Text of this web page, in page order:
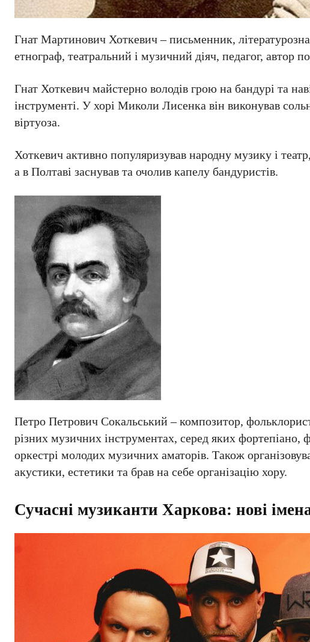
Гнат Мартинович Хоткевич – письменник,
етнограф, театральний і музичний діяч, педагог, автор
Гнат Хоткевич майстерно володів грою на бандурі та
інструменті. У хорі Миколи Лисенка він виконував
віртуоза.
Хоткевич активно популяризував народну музику і
а в Полтаві заснував та очолив капелу бандуристів.
Петро Петрович Сокальський – композитор,
різних музичних інструментах, серед яких фортепіано,
оркестрі молодих музичних аматорів. Також
акустики, естетики та брав на себе організацію хору.
Сучасні музиканти Харкова: нові